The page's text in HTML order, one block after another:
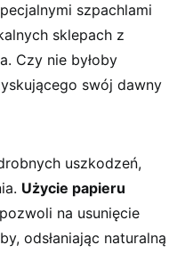
szpachlami
sklepach z
Czy nie byłoby
swój dawny
uszkodzeń,
Użycie papieru
na usunięcie
odsłaniając naturalną